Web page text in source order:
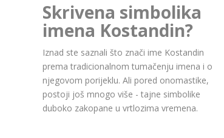
Skrivena simbolika
imena Kostandin?
Iznad ste saznali što znači ime Kostandin
prema tradicionalnom tumačenju imena i o
njegovom porijeklu. Ali pored onomastike,
postoji još mnogo više - tajne simbolike
duboko zakopane u vrtlozima vremena.